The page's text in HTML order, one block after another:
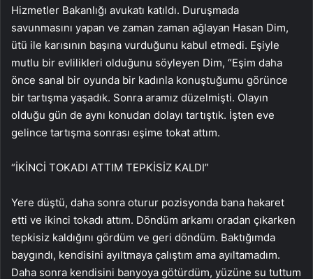
Hizmetler Bakanlığı avukatı katıldı. Duruşmada
savunmasını yapan ve zaman zaman ağlayan Hasan Dim,
ütü ile karısının başına vurduğunu kabul etmedi. Eşiyle
mutlu bir evlilikleri olduğunu söyleyen Dim, “Eşim daha
önce sanal bir oyunda bir kadınla konuştuğumu görünce
bir tartışma yaşadık. Sonra aramız düzelmişti. Olayın
olduğu gün de aynı konudan dolayı tartıştık. İşten eve
gelince tartışma sonrası eşime tokat attım.
“İKİNCİ TOKADI ATTIM TEPKİSİZ KALDI”
Yere düştü, daha sonra oturur pozisyonda bana hakaret
etti ve ikinci tokadı attım. Döndüm arkamı oradan çıkarken
tepkisiz kaldığını gördüm ve geri döndüm. Baktığımda
baygındı, kendisini ayıltmaya çalıştım ama ayıltamadım.
Daha sonra kendisini banyoya götürdüm, yüzüne su tuttum